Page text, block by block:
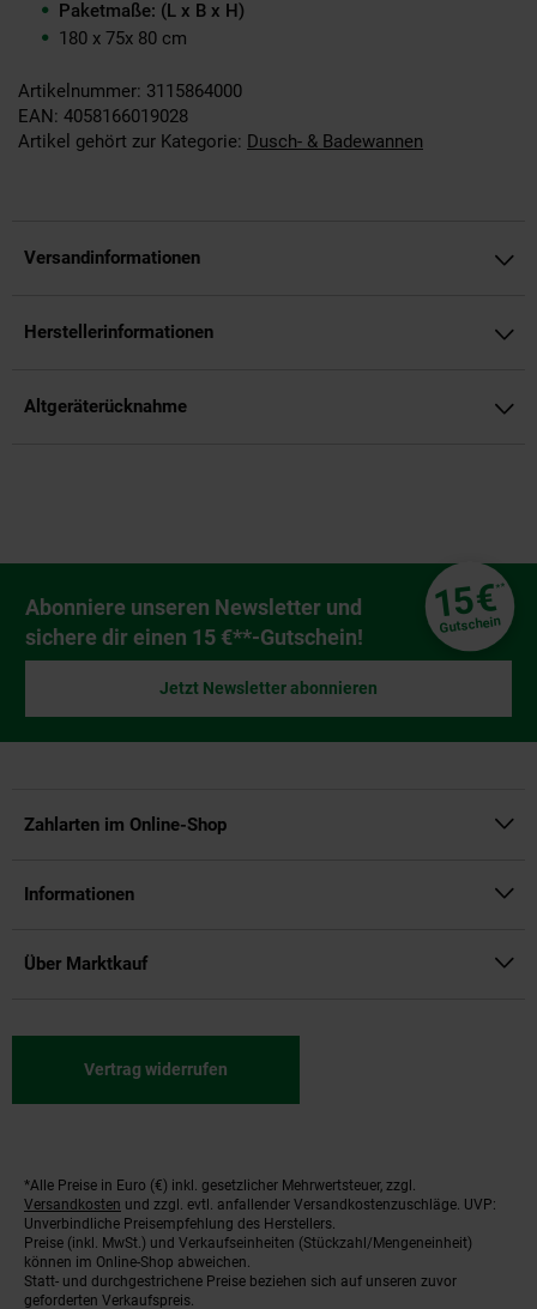
Paketmaße: (L x B x H)
180 x 75x 80 cm
Artikelnummer: 3115864000
EAN: 4058166019028
Artikel gehört zur Kategorie: Dusch- & Badewannen
Versandinformationen
Herstellerinformationen
Altgeräterücknahme
Newsletter Anmeldung
Abonniere unseren Newsletter und
sichere dir einen 15 €**-Gutschein!
15€**
Gutschein
Jetzt Newsletter abonnieren
Zahlarten im Online-Shop
Informationen
Über Marktkauf
Vertrag widerrufen
Fußnoten
*Alle Preise in Euro (€) inkl. gesetzlicher Mehrwertsteuer, zzgl.
Versandkosten und zzgl. evtl. anfallender Versandkostenzuschläge. UVP:
Unverbindliche Preisempfehlung des Herstellers.
Preise (inkl. MwSt.) und Verkaufseinheiten (Stückzahl/Mengeneinheit)
können im Online-Shop abweichen.
Statt- und durchgestrichene Preise beziehen sich auf unseren zuvor
geforderten Verkaufspreis.